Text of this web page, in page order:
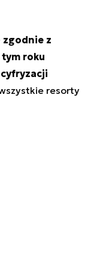
zgodnie z
roku
resorty